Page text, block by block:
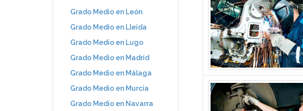
Grado Medio en León
Grado Medio en Lleida
Grado Medio en Lugo
Grado Medio en Madrid
Grado Medio en Málaga
Grado Medio en Murcia
Grado Medio en Navarra